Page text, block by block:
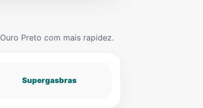
Ouro Preto com mais rapidez.
Supergasbras